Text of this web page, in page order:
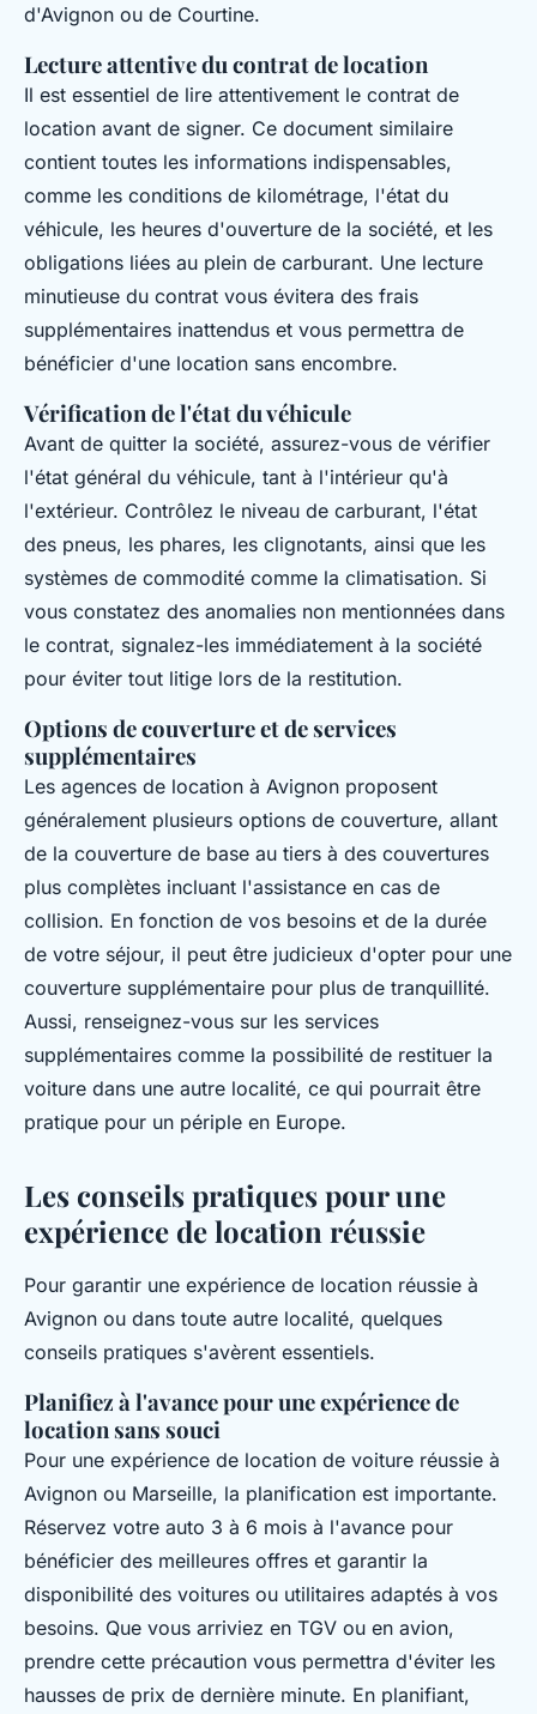
d'Avignon ou de Courtine.
Lecture attentive du contrat de location
Il est essentiel de lire attentivement le contrat de
location avant de signer. Ce document similaire
contient toutes les informations indispensables,
comme les conditions de kilométrage, l'état du
véhicule, les heures d'ouverture de la société, et les
obligations liées au plein de carburant. Une lecture
minutieuse du contrat vous évitera des frais
supplémentaires inattendus et vous permettra de
bénéficier d'une location sans encombre.
Vérification de l'état du véhicule
Avant de quitter la société, assurez-vous de vérifier
l'état général du véhicule, tant à l'intérieur qu'à
l'extérieur. Contrôlez le niveau de carburant, l'état
des pneus, les phares, les clignotants, ainsi que les
systèmes de commodité comme la climatisation. Si
vous constatez des anomalies non mentionnées dans
le contrat, signalez-les immédiatement à la société
pour éviter tout litige lors de la restitution.
Options de couverture et de services
supplémentaires
Les agences de location à Avignon proposent
généralement plusieurs options de couverture, allant
de la couverture de base au tiers à des couvertures
plus complètes incluant l'assistance en cas de
collision. En fonction de vos besoins et de la durée
de votre séjour, il peut être judicieux d'opter pour une
couverture supplémentaire pour plus de tranquillité.
Aussi, renseignez-vous sur les services
supplémentaires comme la possibilité de restituer la
voiture dans une autre localité, ce qui pourrait être
pratique pour un périple en Europe.
Les conseils pratiques pour une
expérience de location réussie
Pour garantir une expérience de location réussie à
Avignon ou dans toute autre localité, quelques
conseils pratiques s'avèrent essentiels.
Planifiez à l'avance pour une expérience de
location sans souci
Pour une expérience de location de voiture réussie à
Avignon ou Marseille, la planification est importante.
Réservez votre auto 3 à 6 mois à l'avance pour
bénéficier des meilleures offres et garantir la
disponibilité des voitures ou utilitaires adaptés à vos
besoins. Que vous arriviez en TGV ou en avion,
prendre cette précaution vous permettra d'éviter les
hausses de prix de dernière minute. En planifiant,